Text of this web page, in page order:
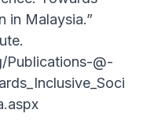
in Malaysia.”
Publications-@-